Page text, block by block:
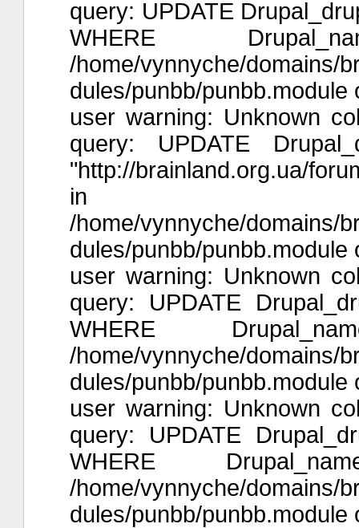
query: UPDATE
WHERE
/home/vynnyche/domains/
dules/punbb/punbb.module
user warning: Unknown
query: UPDATE
"http://brainland.org.ua/
in
/home/vynnyche/domains/
dules/punbb/punbb.module
user warning: Unknown
query: UPDATE
WHERE
/home/vynnyche/domains/
dules/punbb/punbb.module
user warning: Unknown
query: UPDATE
WHERE
/home/vynnyche/domains/
dules/punbb/punbb.module